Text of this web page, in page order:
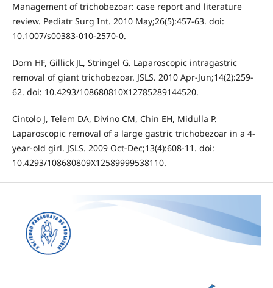
Management of trichobezoar: case report and literature
review. Pediatr Surg Int. 2010 May;26(5):457-63. doi:
10.1007/s00383-010-2570-0.
Dorn HF, Gillick JL, Stringel G. Laparoscopic intragastric
removal of giant trichobezoar. JSLS. 2010 Apr-Jun;14(2):259-
62. doi: 10.4293/108680810X12785289144520.
Cintolo J, Telem DA, Divino CM, Chin EH, Midulla P.
Laparoscopic removal of a large gastric trichobezoar in a 4-
year-old girl. JSLS. 2009 Oct-Dec;13(4):608-11. doi:
10.4293/108680809X12589999538110.